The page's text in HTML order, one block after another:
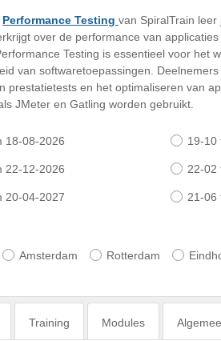
Performance Testingvan SpiralTrain
over de performance van
Testing is essentieel voor het
van softwaretoepassingen.
prestatietests en het optimaliseren van
JMeter en Gatling worden gebruikt.
18-08-2026 19-10
22-12-2026 22-02
20-04-2027 21-06
Amsterdam Rotterdam
Training Modules